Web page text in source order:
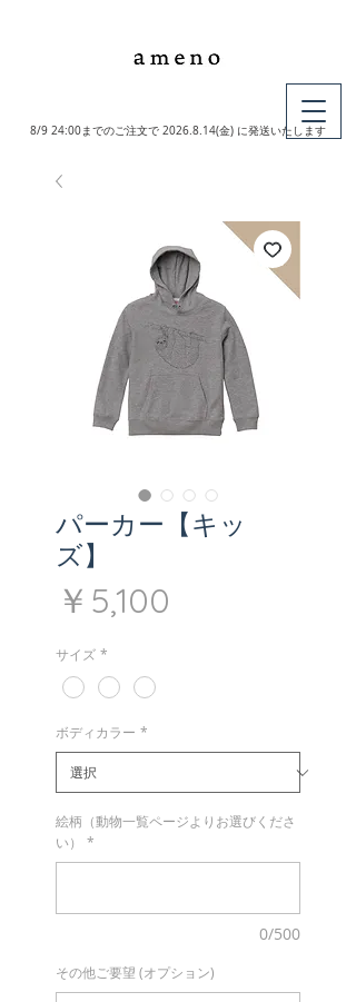
8/9 24:00までのご注文で 2026.8.14(金) に発送いたします
パーカー【キッ
ズ】
￥5,100
サイズ *
ボディカラー *
絵柄（動物一覧ページよりお選びくださ
い）
*
0/500
その他ご要望 (オプション)